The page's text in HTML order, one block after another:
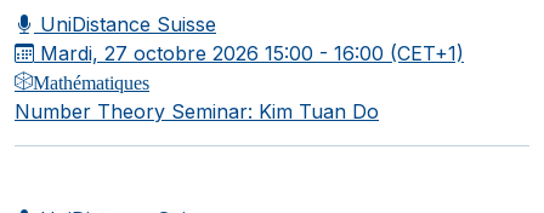
UniDistance Suisse
Mardi, 27 octobre 2026 15:00 - 16:00 (CET+1)
Mathématiques
Number Theory Seminar: Kim Tuan Do